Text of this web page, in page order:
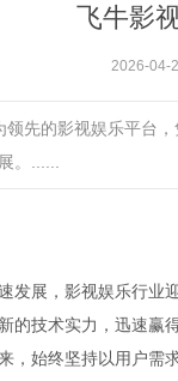
飞牛影
2026-04-
领先的影视娱乐平台
。......
发展，影视娱乐行业
的技术实力，迅速赢
，始终坚持以用户需